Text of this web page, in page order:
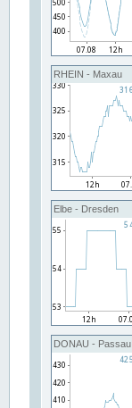
RHEIN - Maxau
Elbe - Dresden
DONAU - Passau